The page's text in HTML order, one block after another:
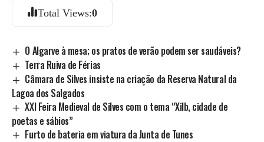
Total Views:0
O Algarve à mesa; os pratos de verão podem ser saudáveis?
Terra Ruiva de Férias
Câmara de Silves insiste na criação da Reserva Natural da
Lagoa dos Salgados
XXI Feira Medieval de Silves com o tema “Xilb, cidade de
poetas e sábios”
Furto de bateria em viatura da Junta de Tunes